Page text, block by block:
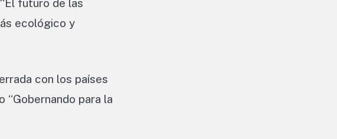
futuro de las
ecológico y
con los países
para la